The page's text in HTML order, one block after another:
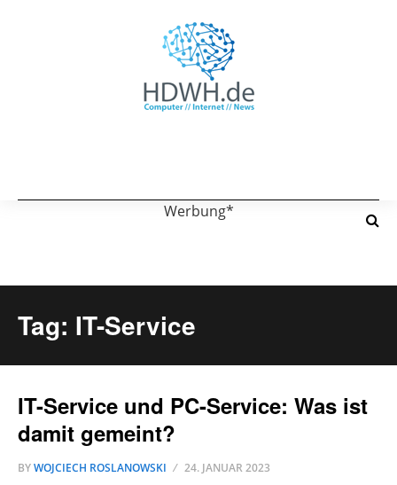
Werbung*
Tag: IT-Service
IT-Service und PC-Service: Was ist
damit gemeint?
BYWOJCIECH ROSLANOWSKI 24. JANUAR 2023